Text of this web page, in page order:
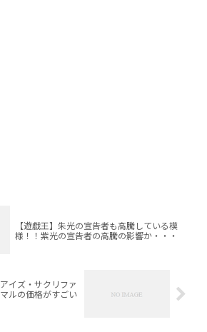
【遊戯王】朱光の宣告者も高騰している模
様！！紫光の宣告者の高騰の影響か・・・
イズ・サクリファ
ルの価格がすごい